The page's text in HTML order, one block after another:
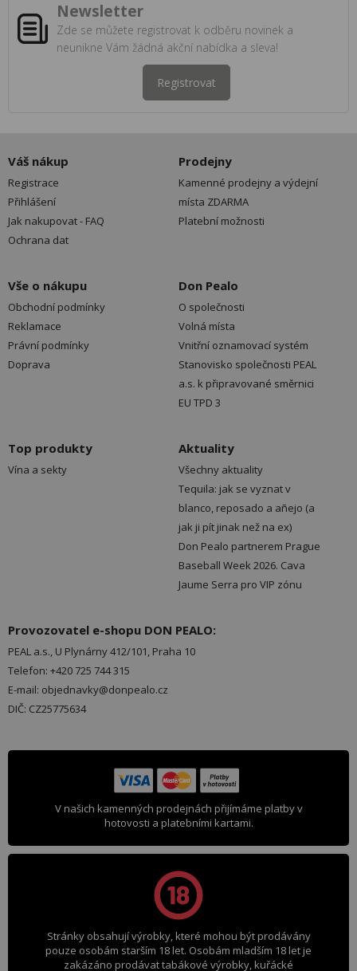
Newsletter
Zde se můžete registrovat k odběru novinek a
neunikne Vám žádná akční nabídka a sleva!
Registrovat
Váš nákup
Registrace
Přihlášení
Jak nakupovat - FAQ
Ochrana dat
Prodejny
Kamenné prodejny a výdejní
místa ZDARMA
Platební možnosti
Vše o nákupu
Obchodní podmínky
Reklamace
Právní podmínky
Doprava
Don Pealo
O společnosti
Volná místa
Vnitřní oznamovací systém
Stanovisko společnosti PEAL
a.s. k připravované směrnici
EU TPD 3
Top produkty
Vína a sekty
Aktuality
Všechny aktuality
Tequila: jak se vyznat v
blanco, reposado a añejo (a
jak ji pít jinak než na ex)
Don Pealo partnerem Prague
Baseball Week 2026. Cava
Jaume Serra pro VIP zónu
Provozovatel e-shopu DON PEALO:
PEAL a.s., U Plynárny 412/101, Praha 10
Telefon: +420 725 744 315
E-mail: objednavky@donpealo.cz
DIČ: CZ25775634
V našich kamenných prodejnách přijímáme platby v
hotovosti a platebními kartami.
Stránky obsahují výrobky, které mohou být prodávány
pouze osobám starším 18 let. Osobám mladším 18 let je
zakázáno prodávat tabákové výrobky, kuřácké